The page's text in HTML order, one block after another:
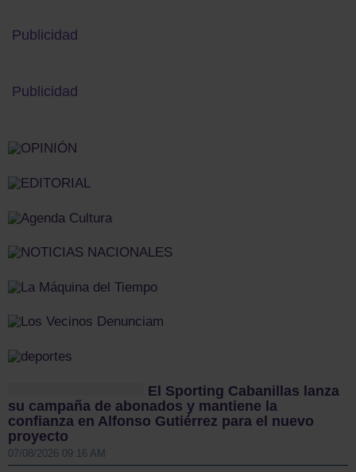
Publicidad
Publicidad
El Sporting Cabanillas lanza
su campaña de abonados y mantiene la
confianza en Alfonso Gutiérrez para el nuevo
proyecto
07/08/2026 09:16 AM